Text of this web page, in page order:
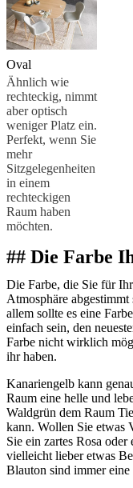
Oval
Ähnlich wie
rechteckig, nimmt
aber optisch
weniger Platz ein.
Perfekt, wenn Sie
mehr
Sitzgelegenheiten
in einem
rechteckigen
Raum haben
möchten.
## Die Farbe
Die Farbe, die Sie für
Atmosphäre
allem sollte es eine
einfach sein, den
Farbe nicht wirklich
ihr haben.
Kanariengelb kann
Raum eine helle und
Waldgrün dem Raum
kann. Wollen Sie etwas
Sie ein zartes Rosa
vielleicht lieber etwas
Blauton sind immer eine